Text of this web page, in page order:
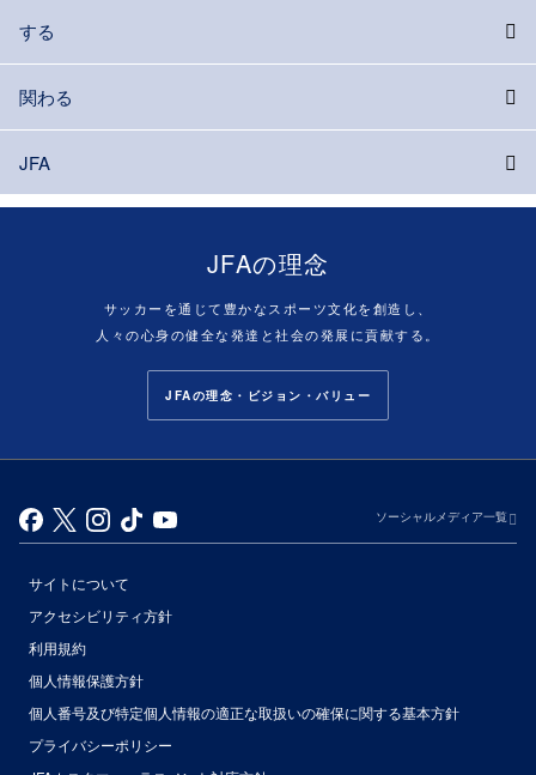
する
関わる
JFA
JFAの理念
サッカーを通じて豊かなスポーツ文化を創造し、
人々の心身の健全な発達と社会の発展に貢献する。
JFAの理念・ビジョン・バリュー
ソーシャルメディア一覧
サイトについて
アクセシビリティ方針
利用規約
個人情報保護方針
個人番号及び特定個人情報の適正な取扱いの確保に関する基本方針
プライバシーポリシー